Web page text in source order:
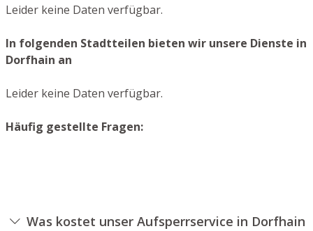
Leider keine Daten verfügbar.
In folgenden Stadtteilen bieten wir unsere Dienste in
Dorfhain an
Leider keine Daten verfügbar.
Häufig gestellte Fragen:
Was kostet unser Aufsperrservice in Dorfhain